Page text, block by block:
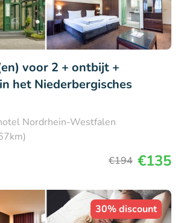
voor 2 + ontbijt +
het Niederbergisches
Nordrhein-Westfalen
€194 €135
30% discount